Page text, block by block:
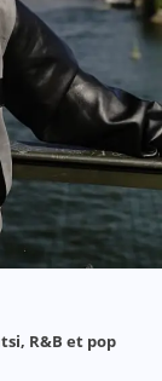
R&B et pop